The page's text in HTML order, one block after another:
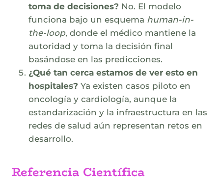
toma de decisiones? No. El modelo
funciona bajo un esquema human-in-
the-loop, donde el médico mantiene la
autoridad y toma la decisión final
basándose en las predicciones.
¿Qué tan cerca estamos de ver esto en
hospitales? Ya existen casos piloto en
oncología y cardiología, aunque la
estandarización y la infraestructura en las
redes de salud aún representan retos en
desarrollo.
Referencia Científica